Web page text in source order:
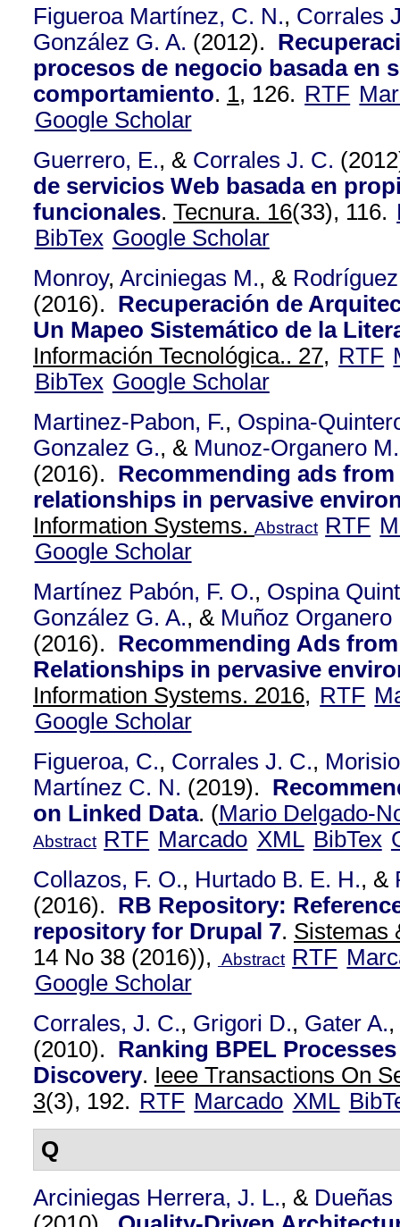
Figueroa Martínez, C. N., Corrales
González G. A. (2012).
procesos de negocio basada en
comportamiento. 1, 126. RTF
Google Scholar
Guerrero, E., & Corrales J. C.
de servicios Web basada en
funcionales. Tecnura. 16(33), 116.
BibTex Google Scholar
Monroy, Arciniegas M., &
(2016). Recuperación de
Un Mapeo Sistemático de la
Información Tecnológica.. 27, RTF
BibTex Google Scholar
Martinez-Pabon, F., Ospina-
Gonzalez G., & Munoz-Organero M.
(2016). Recommending ads
relationships in pervasive
Information Systems. Abstract RTF
Google Scholar
Martínez Pabón, F. O., Ospina
González G. A., & Muñoz Organero
(2016). Recommending Ads
Relationships in pervasive
Information Systems. 2016, RTF
Google Scholar
Figueroa, C., Corrales J. C.,
Martínez C. N. (2019).
on Linked Data. (Mario Delgado-
Abstract RTF Marcado XML BibTex
Collazos, F. O., Hurtado B. E. H., &
(2016). RB Repository:
repository for Drupal 7. Sistemas
14 No 38 (2016)),
Abstract RTF
Google Scholar
Corrales, J. C., Grigori D., Gater A.
(2010). Ranking BPEL
Discovery. Ieee Transactions On
3(3), 192. RTF Marcado XML
Q
Arciniegas Herrera, J. L., & Dueñas